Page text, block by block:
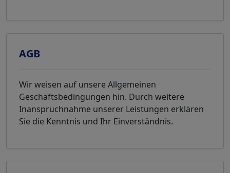
AGB
Wir weisen auf unsere Allgemeinen
Geschäftsbedingungen hin. Durch weitere
Inanspruchnahme unserer Leistungen erklären
Sie die Kenntnis und Ihr Einverständnis.